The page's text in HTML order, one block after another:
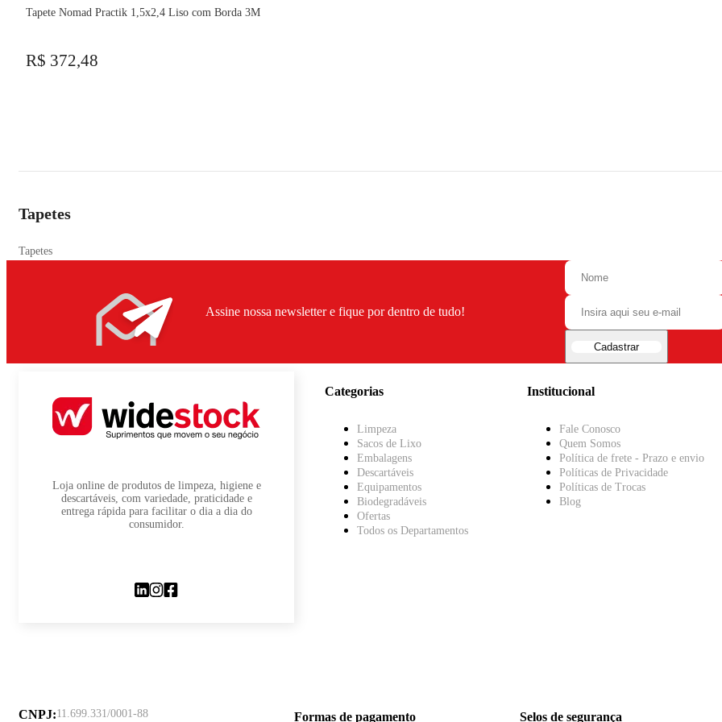
Tapete Nomad Practik 1,5x2,4 Liso com Borda 3M
R$ 372,48
Tapetes
Tapetes
Assine nossa newsletter e fique por dentro de tudo!
Cadastrar
Loja online de produtos de limpeza, higiene e
descartáveis, com variedade, praticidade e
entrega rápida para facilitar o dia a dia do
consumidor.
Categorias
Limpeza
Sacos de Lixo
Embalagens
Descartáveis
Equipamentos
Biodegradáveis
Ofertas
Todos os Departamentos
Institucional
Fale Conosco
Quem Somos
Política de frete - Prazo e envio
Políticas de Privacidade
Políticas de Trocas
Blog
CNPJ:11.699.331/0001-88 Formas de pagamento Selos de segurança